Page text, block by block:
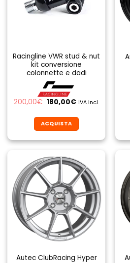
Racingline VWR stud & nut
kit conversione
colonnette e dadi
200,00€ Il
prezzo
era:
200,00€.
180,00€Il
è:
180,00€.
IVA incl.
ACQUISTA
prodotto
ha
più
varianti.
Le
opzioni
possono
essere
scelte
nella
del
Autec ClubRacing Hyper